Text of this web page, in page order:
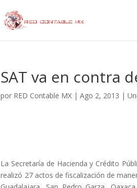
SAT va en contra
por RED Contable MX |Ago 2, 2013 |
La Secretaría de Hacienda y Crédito
realizó 27 actos de fiscalización de